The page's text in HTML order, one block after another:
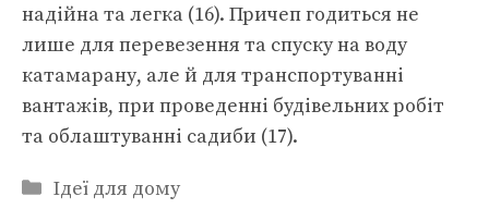
надійна та легка (16). Причеп годиться не
лише для перевезення та спуску на воду
катамарану, але й для транспортуванні
вантажів, при проведенні будівельних робіт
та облаштуванні садиби (17).
Категорії
Ідеї для дому